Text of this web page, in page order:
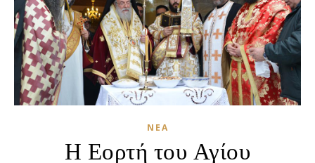
ΝΈΑ
Η Εορτή του Αγίου